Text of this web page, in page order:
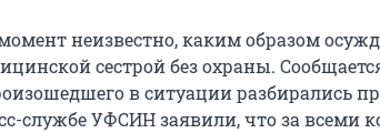
неизвестно, каким образом
сестрой без охраны.
в ситуации разбирались
службе УФСИН заявили, что за всеми